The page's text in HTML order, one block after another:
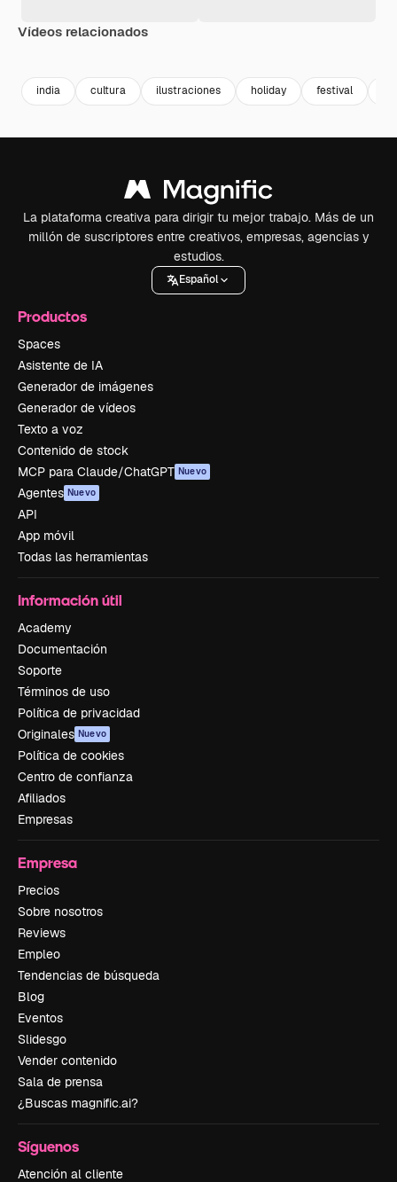
Vídeos relacionados
india cultura ilustraciones holiday festival
La plataforma creativa para dirigir tu mejor trabajo. Más de un
millón de suscriptores entre creativos, empresas, agencias y
estudios.
Español
Productos
Spaces
Asistente de IA
Generador de imágenes
Generador de vídeos
Texto a voz
Contenido de stock
MCP para Claude/ChatGPT Nuevo
Agentes Nuevo
API
App móvil
Todas las herramientas
Información útil
Academy
Documentación
Soporte
Términos de uso
Política de privacidad
Originales Nuevo
Política de cookies
Centro de confianza
Afiliados
Empresas
Empresa
Precios
Sobre nosotros
Reviews
Empleo
Tendencias de búsqueda
Blog
Eventos
Slidesgo
Vender contenido
Sala de prensa
¿Buscas magnific.ai?
Síguenos
Atención al cliente